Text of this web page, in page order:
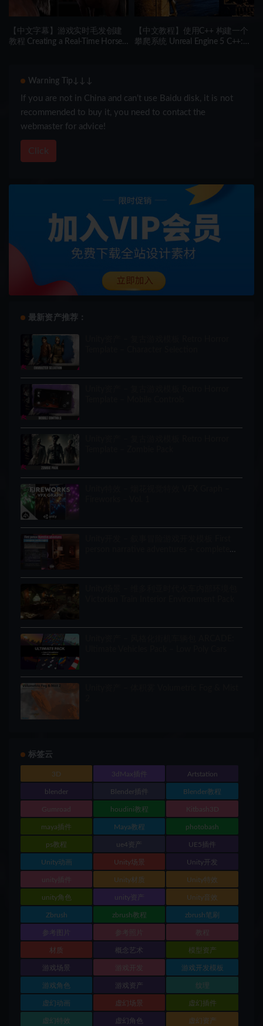
【中文字幕】游戏实时毛发创建
教程 Creating a Real-Time Horse
【中文教程】使用C++ 构建一个
攀爬系统 Unreal Engine 5 C++:
Warning Tip↓↓↓
If you are not in China and can’t use Baidu disk, it is not
recommended to buy it, you need to contact the
webmaster for advice!
Click
最新资产推荐：
标签云
3D 3dMax插件 Artstation
blender Blender插件 Blender教程
Gumroad houdini教程 Kitbash3D
maya插件 Maya教程 photobash
ps教程 ue4资产 UE5插件
Unity动画 Unity场景 Unity开发
unity插件 Unity材质 Unity特效
unity角色 unity资产 Unity音效
Zbrush zbrush教程 zbrush笔刷
参考图片 参考照片 教程
材质 概念艺术 模型资产
游戏场景 游戏开发 游戏开发模板
游戏角色 游戏资产 纹理
虚幻动画 虚幻场景 虚幻插件
虚幻特效 虚幻角色 虚幻资产